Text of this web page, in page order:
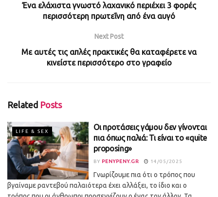
Ένα ελάχιστα γνωστό λαχανικό περιέχει 3 φορές
περισσότερη πρωτεΐνη από ένα αυγό
Next Post
Με αυτές τις απλές πρακτικές θα καταφέρετε να
κινείστε περισσότερο στο γραφείο
Related Posts
LIFE & SEX
Οι προτάσεις γάμου δεν γίνονται
πια όπως παλιά: Τι είναι το «quite
proposing»
BY PENYPENY.GR 14/05/2025
Γνωρίζουμε πια ότι ο τρόπος που
βγαίναμε ραντεβού παλαιότερα έχει αλλάξει, το ίδιο και ο